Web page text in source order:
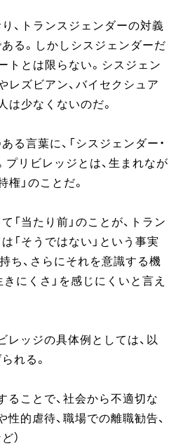
、トランスジェンダーの対義
る。しかしシスジェンダーだ
トとは限らない。シスジェン
レズビアン、バイセクシュア
は少なくないのだ。
る言葉に、「シスジェンダー・
プリビレッジとは、生まれなが
権」のことだ。
「当たり前」のことが、トラン
「そうではない」という事実
ち、さらにそれを意識する機
きにくさ」を感じにくいと言え
レッジの具体例としては、以
れる。
ることで、社会から不適切な
性的虐待、職場での離職勧告、
）